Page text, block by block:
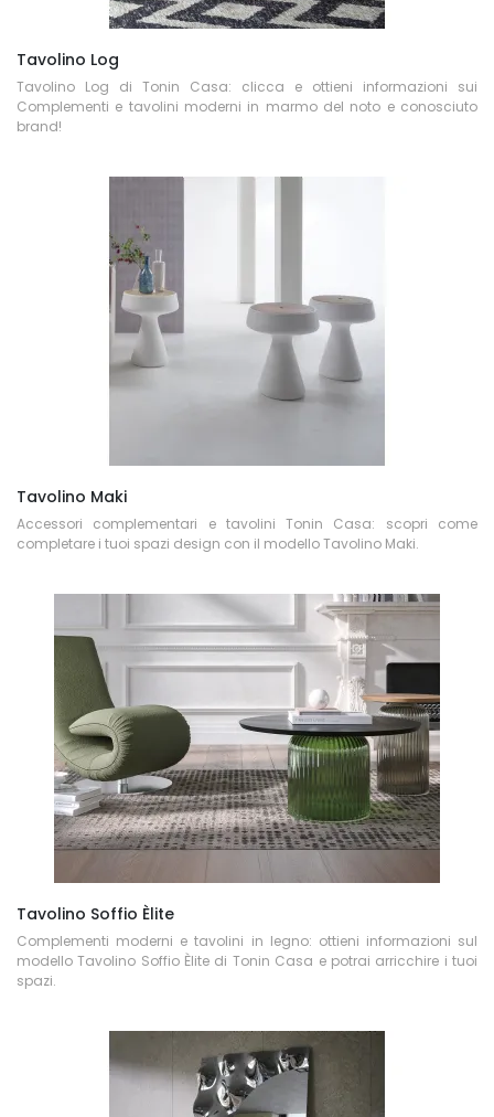
Tavolino Log
Tavolino Log di Tonin Casa: clicca e ottieni informazioni sui
Complementi e tavolini moderni in marmo del noto e conosciuto
brand!
Tavolino Maki
Accessori complementari e tavolini Tonin Casa: scopri come
completare i tuoi spazi design con il modello Tavolino Maki.
Tavolino Soffio Èlite
Complementi moderni e tavolini in legno: ottieni informazioni sul
modello Tavolino Soffio Èlite di Tonin Casa e potrai arricchire i tuoi
spazi.